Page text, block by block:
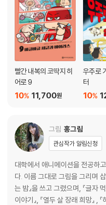
빨간 내복의 코딱지 히
어로 9
11,700원
10%
우주로
터
10%
그림 홍그림
관심작가 알림신청
대학에서 애니메이션을 전공하
다. 이름 그대로 그림을 그리며 삽
는 밤』을 쓰고 그렸으며, 『글자
이야기』, 『열두 살 장래 희망』 ,